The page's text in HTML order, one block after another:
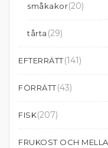
småkakor(20)
tårta (29)
EFTERRÄTT(141)
FÖRRÄTT(43)
FISK(207)
FRUKOST OCH